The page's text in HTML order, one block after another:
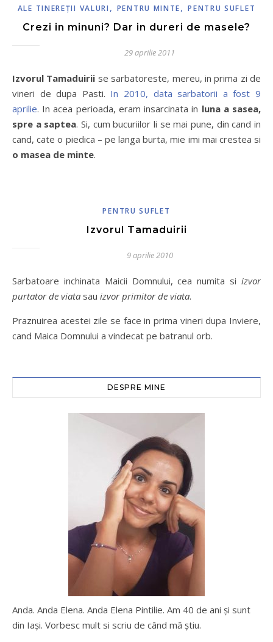
ALE TINEREŢII VALURI , PENTRU MINTE,PENTRU SUFLET
Crezi in minuni? Dar in dureri de masele?
29 aprilie 2011
Izvorul Tamaduirii se sarbatoreste, mereu, in prima zi de
vineri de dupa Pasti. In 2010, data sarbatorii a fost 9
aprilie. In acea perioada, eram insarcinata in luna a sasea,
spre a saptea. Si, cum bucuriilor li se mai pune, din cand in
cand, cate o piedica – pe langa burta, mie imi mai crestea si
o masea de minte.
PENTRU SUFLET
Izvorul Tamaduirii
9 aprilie 2010
Sarbatoare inchinata Maicii Domnului, cea numita si izvor
purtator de viata sau izvor primitor de viata.
Praznuirea acestei zile se face in prima vineri dupa Inviere,
cand Maica Domnului a vindecat pe batranul orb.
DESPRE MINE
Anda. Anda Elena. Anda Elena Pintilie. Am 40 de ani şi sunt
din Iaşi. Vorbesc mult si scriu de când mă ştiu.